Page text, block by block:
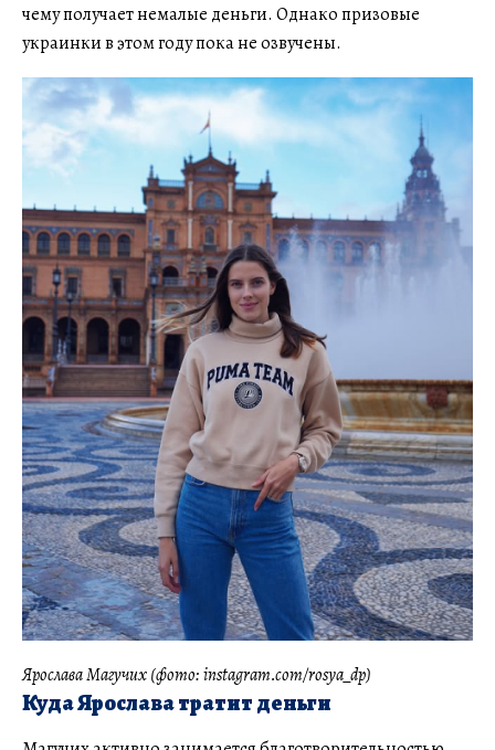
чему получает немалые деньги. Однако призовые
украинки в этом году пока не озвучены.
Ярослава Магучих (фото: instagram.com/rosya_dp)
Куда Ярослава тратит деньги